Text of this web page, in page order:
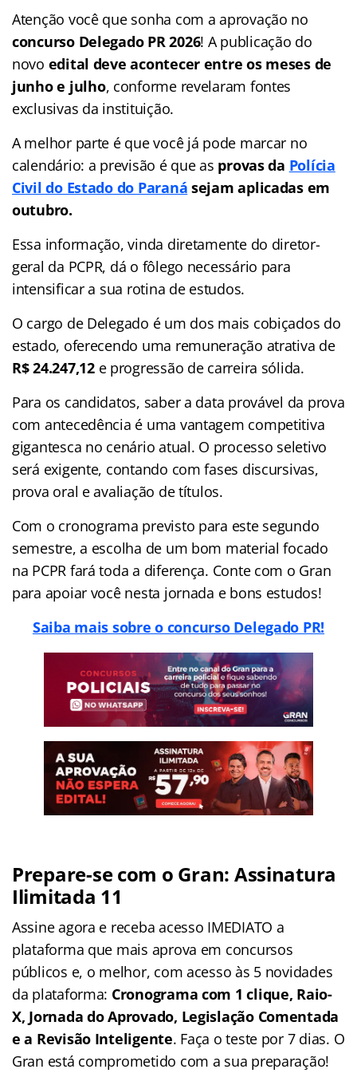
Atenção você que sonha com a aprovação no
concurso Delegado PR 2026! A publicação do
novo edital deve acontecer entre os meses de
junho e julho, conforme revelaram fontes
exclusivas da instituição.
A melhor parte é que você já pode marcar no
calendário: a previsão é que as provas da Polícia
Civil do Estado do Paraná sejam aplicadas em
outubro.
Essa informação, vinda diretamente do diretor-
geral da PCPR, dá o fôlego necessário para
intensificar a sua rotina de estudos.
O cargo de Delegado é um dos mais cobiçados do
estado, oferecendo uma remuneração atrativa de
R$24.247,12e progressão de carreira sólida.
Para os candidatos, saber a data provável da prova
com antecedência é uma vantagem competitiva
gigantesca no cenário atual. O processo seletivo
será exigente, contando com fases discursivas,
prova oral e avaliação de títulos.
Com o cronograma previsto para este segundo
semestre, a escolha de um bom material focado
na PCPR fará toda a diferença. Conte com o Gran
para apoiar você nesta jornada e bons estudos!
Saiba mais sobre o concurso Delegado PR!
Prepare-se com o Gran: Assinatura
Ilimitada 11
Assine agora e receba acesso IMEDIATO a
plataforma que mais aprova em concursos
públicos e, o melhor, com acesso às 5 novidades
da plataforma: Cronograma com 1 clique, Raio-
X, Jornada do Aprovado, Legislação Comentada
e a Revisão Inteligente. Faça o teste por 7 dias. O
Gran está comprometido com a sua preparação!